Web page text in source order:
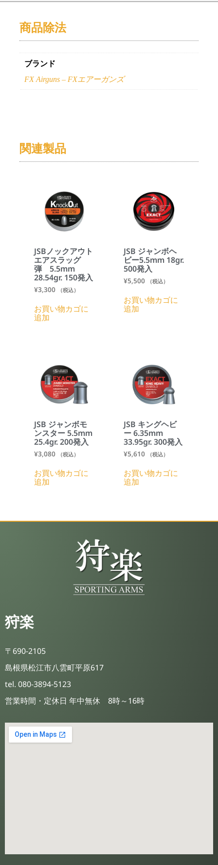
商品除法
ブランド
FX Airguns – FXエアーガンズ
関連製品
JSBノックアウト
エアスラッグ
弾 5.5mm
28.54gr. 150発入
¥3,300 （税込）
お買い物カゴに
追加
JSB ジャンボヘ
ビー5.5mm 18gr.
500発入
¥5,500 （税込）
お買い物カゴに
追加
JSB ジャンボモ
ンスター 5.5mm
25.4gr. 200発入
¥3,080 （税込）
お買い物カゴに
追加
JSB キングヘビ
ー 6.35mm
33.95gr. 300発入
¥5,610 （税込）
お買い物カゴに
追加
狩楽
〒690-2105
島根県松江市八雲町平原617
tel. 080-3894-5123
営業時間・定休日 年中無休 8時～16時